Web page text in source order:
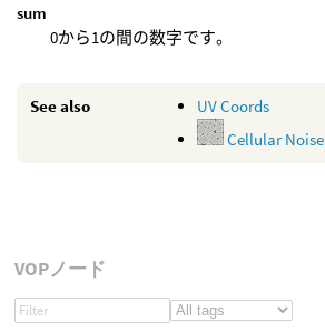
sum
0から1の間の数字です。
See also
UV Coords
Cellular Noise
VOPノード